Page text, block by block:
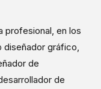
profesional, en los
gráfico,
de
de